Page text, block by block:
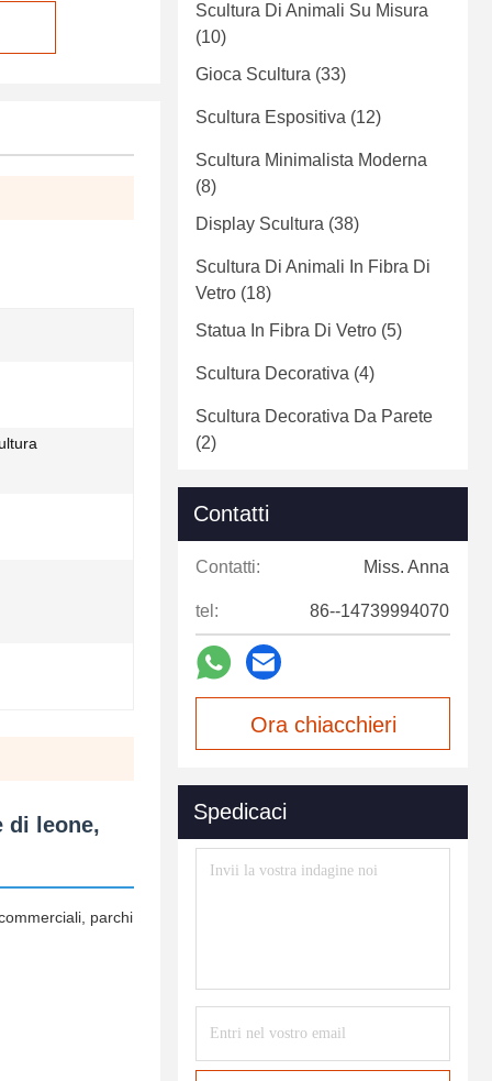
di leone,
parchi
Scultura Di Animali Su Misura
(10)
Gioca Scultura (33)
Scultura Espositiva (12)
Scultura Minimalista Moderna
(8)
Display Scultura (38)
Scultura Di Animali In Fibra Di
Vetro (18)
Statua In Fibra Di Vetro (5)
Scultura Decorativa (4)
Scultura Decorativa Da Parete
(2)
Contatti
Contatti: Miss. Anna
tel: 86--14739994070
Ora chiacchieri
Spedicaci